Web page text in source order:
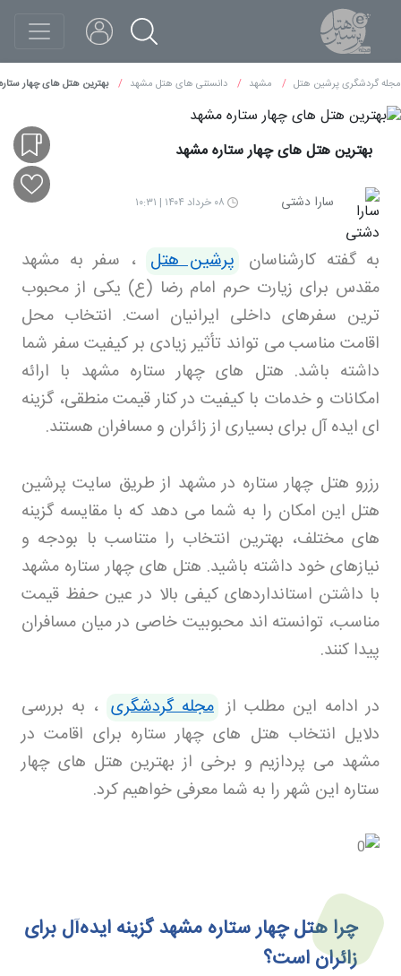
مجله گردشگری پرشین هتل مشهد دانستنی های هتل مشهد بهترین هتل های چهار
بهترین هتل های چهار ستاره مشهد
سارا دشتی ۰۸ خرداد ۱۴۰۴ | ۱۰:۳۱
به گفته کارشناسان پرشین هتل ، سفر به مشهد
مقدس برای زیارت حرم امام رضا (ع) یکی از محبوب
ترین سفرهای داخلی ایرانیان است. انتخاب محل
اقامت مناسب می تواند تأثیر زیادی بر کیفیت سفر شما
داشته باشد. هتل های چهار ستاره مشهد با ارائه
امکانات و خدمات با کیفیت در کنار قیمت منطقی، گزینه
ای ایده آل برای بسیاری از زائران و مسافران هستند.
رزرو هتل چهار ستاره در مشهد از طریق سایت پرشین
هتل این امکان را به شما می دهد که با مقایسه گزینه
های مختلف، بهترین انتخاب را متناسب با بودجه و
نیازهای خود داشته باشید. هتل های چهار ستاره مشهد
با داشتن استانداردهای کیفی بالا در عین حفظ قیمت
مناسب، توانسته اند محبوبیت خاصی در میان مسافران
پیدا کنند.
در ادامه این مطلب از مجله گردشگری ، به بررسی
دلایل انتخاب هتل های چهار ستاره برای اقامت در
مشهد می پردازیم و برخی از بهترین هتل های چهار
ستاره این شهر را به شما معرفی خواهیم کرد.
چرا هتل چهار ستاره مشهد گزینه ایده‌آل برای
زائران است؟